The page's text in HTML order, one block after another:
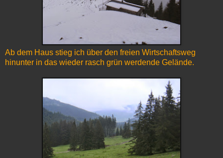
Ab dem Haus stieg ich über den freien Wirtschaftsweg
hinunter in das wieder rasch grün werdende Gelände.